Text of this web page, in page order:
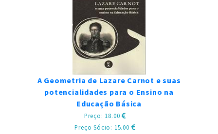
A Geometria de Lazare Carnot e suas
potencialidades para o Ensino na
Educação Básica
Preço: 18.00
Preço Sócio: 15.00